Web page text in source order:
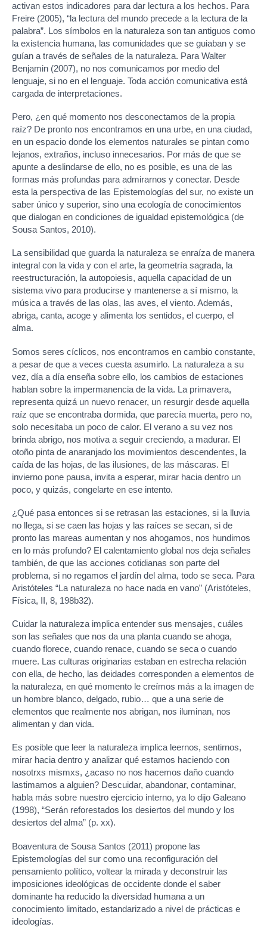
activan estos indicadores para dar lectura a los hechos. Para
Freire (2005), “la lectura del mundo precede a la lectura de la
palabra”. Los símbolos en la naturaleza son tan antiguos como
la existencia humana, las comunidades que se guiaban y se
guían a través de señales de la naturaleza. Para Walter
Benjamin (2007), no nos comunicamos por medio del
lenguaje, si no en el lenguaje. Toda acción comunicativa está
cargada de interpretaciones.
Pero, ¿en qué momento nos desconectamos de la propia
raíz? De pronto nos encontramos en una urbe, en una ciudad,
en un espacio donde los elementos naturales se pintan como
lejanos, extraños, incluso innecesarios. Por más de que se
apunte a deslindarse de ello, no es posible, es una de las
formas más profundas para admirarnos y conectar. Desde
esta la perspectiva de las Epistemologías del sur, no existe un
saber único y superior, sino una ecología de conocimientos
que dialogan en condiciones de igualdad epistemológica (de
Sousa Santos, 2010).
La sensibilidad que guarda la naturaleza se enraíza de manera
integral con la vida y con el arte, la geometría sagrada, la
reestructuración, la autopoiesis, aquella capacidad de un
sistema vivo para producirse y mantenerse a sí mismo, la
música a través de las olas, las aves, el viento. Además,
abriga, canta, acoge y alimenta los sentidos, el cuerpo, el
alma.
Somos seres cíclicos, nos encontramos en cambio constante,
a pesar de que a veces cuesta asumirlo. La naturaleza a su
vez, día a día enseña sobre ello, los cambios de estaciones
hablan sobre la impermanencia de la vida. La primavera,
representa quizá un nuevo renacer, un resurgir desde aquella
raíz que se encontraba dormida, que parecía muerta, pero no,
solo necesitaba un poco de calor. El verano a su vez nos
brinda abrigo, nos motiva a seguir creciendo, a madurar. El
otoño pinta de anaranjado los movimientos descendentes, la
caída de las hojas, de las ilusiones, de las máscaras. El
invierno pone pausa, invita a esperar, mirar hacia dentro un
poco, y quizás, congelarte en ese intento.
¿Qué pasa entonces si se retrasan las estaciones, si la lluvia
no llega, si se caen las hojas y las raíces se secan, si de
pronto las mareas aumentan y nos ahogamos, nos hundimos
en lo más profundo? El calentamiento global nos deja señales
también, de que las acciones cotidianas son parte del
problema, si no regamos el jardín del alma, todo se seca. Para
Aristóteles “La naturaleza no hace nada en vano” (Aristóteles,
Física, II, 8, 198b32).
Cuidar la naturaleza implica entender sus mensajes, cuáles
son las señales que nos da una planta cuando se ahoga,
cuando florece, cuando renace, cuando se seca o cuando
muere. Las culturas originarias estaban en estrecha relación
con ella, de hecho, las deidades corresponden a elementos de
la naturaleza, en qué momento le creímos más a la imagen de
un hombre blanco, delgado, rubio… que a una serie de
elementos que realmente nos abrigan, nos iluminan, nos
alimentan y dan vida.
Es posible que leer la naturaleza implica leernos, sentirnos,
mirar hacia dentro y analizar qué estamos haciendo con
nosotrxs mismxs, ¿acaso no nos hacemos daño cuando
lastimamos a alguien? Descuidar, abandonar, contaminar,
habla más sobre nuestro ejercicio interno, ya lo dijo Galeano
(1998), “Serán reforestados los desiertos del mundo y los
desiertos del alma” (p. xx).
Boaventura de Sousa Santos (2011) propone las
Epistemologías del sur como una reconfiguración del
pensamiento político, voltear la mirada y deconstruir las
imposiciones ideológicas de occidente donde el saber
dominante ha reducido la diversidad humana a un
conocimiento limitado, estandarizado a nivel de prácticas e
ideologías.